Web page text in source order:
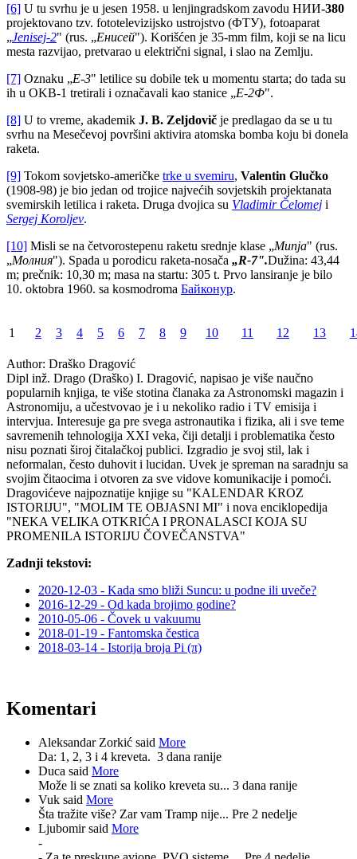
[6] U tu svrhu je u jesen 1958. u lenjingradskom zavodu НИИ-380
projektovano tzv. fototelevizijsko ustrojstvo (ФТУ), fotoaparat
„Jenisej-2" (rus. „Енисей"). Korišćen je 35-mm film, koji se na licu
mesta razvijao, pretvarao u električni signal, i slao na Zemlju.
[7] Oznaku „E-3" letilice su dobile tek u momentu starta; do tada su
ih u OKB-1 tretirali i označavali kao stanice „E-2Ф".
[8] U to vreme, akademik J. B. Zeljdovič je predlagao da se u tu
svrhu na Mesečevoj površini aktivira atomska bomba koju bi donela
raketa.
[9] Tokom sovjetsko-američke trke u svemiru, Valentin Glučko
(1908-98) je bio jedan od trojice najvećih sovjetskih projektanata
svemirskih letilica i raketa. Druga dvojica su Vladimir Čelomej i
Sergej Koroljev.
[10] Misli se na četvorostepenu raketu srednje klase „Munja" (rus.
„Молния"). Spada u porodicu raketa-nosača „R-7".Dužina: 43,44
m; prečnik: 10,30 m; masa na startu: 305 t. Prvo lansiranje je bilo
10. oktobra 1960. sa kosmodroma Байконур.
1 2 3 4 5 6 7 8 9 10 11 12 13
Author: Draško Dragović
Dipl inž. Drago (Draško) I. Dragović, napisao je više naučno
popularnih knjiga, te više stotina članaka za Astronomski magazin i
Astronomiju, a učestvovao je i u nekoliko radio i TV emisija i
intervjua. Interesuje ga pre svega astronautika i fizika, ali i sve teme
savremenih tehnologija XXI veka, čiji detalji i problematika često
nisu poznati široj čitalačkoj publici. Izgradio je svoj stil, lak i
neformalan, često duhovit i lucidan. Uvek je spreman na saradnju sa
svojim čitaocima i otvoren za sve vidove komunikacije i pomoći.
Dragovićeve najpoznatije knjige su "KALENDAR KROZ
ISTORIJU", "MOLIM TE OBJASNI MI" i nova enciklopedija
"NEKA VELIKA OTKRIĆA I PRONALASCI KOJA SU
PROMENILA ISTORIJU ČOVEČANSTVA"
Zadnji tekstovi:
2020-12-03 - Kada smo bliži Suncu: u podne ili uveče?
2016-12-29 - Od kada brojimo godine?
2010-05-06 - Čovek u vakuumu
2018-01-19 - Fantomska čestica
2018-03-14 - Istorija broja Pi (π)
Komentari
Aleksandar Zorkić said More
Da: 1, 2, 3 i 4 kreveta. 3 dana ranije
Duca said More
Može li se znati sa koliko kreveta su... 3 dana ranije
Vuk said More
Šta tražite više? Zar vam Tramp nije... Pre 2 nedelje
Ljubomir said More
-